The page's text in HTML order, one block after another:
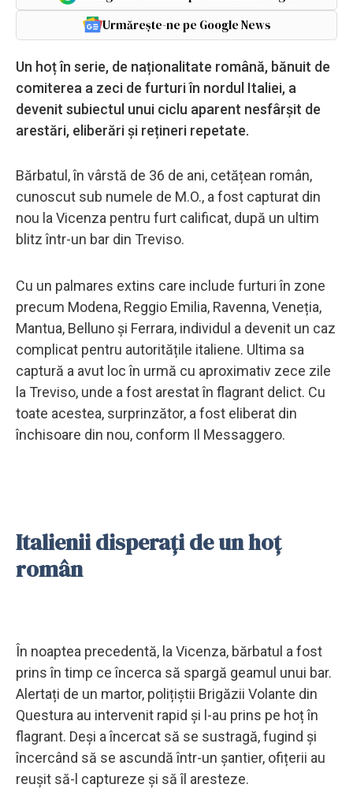
Urmărește-ne pe Google News
Un hoț în serie, de naționalitate română, bănuit de
comiterea a zeci de furturi în nordul Italiei, a
devenit subiectul unui ciclu aparent nesfârșit de
arestări, eliberări și rețineri repetate.
Bărbatul, în vârstă de 36 de ani, cetățean român,
cunoscut sub numele de M.O., a fost capturat din
nou la Vicenza pentru furt calificat, după un ultim
blitz într-un bar din Treviso.
Cu un palmares extins care include furturi în zone
precum Modena, Reggio Emilia, Ravenna, Veneția,
Mantua, Belluno și Ferrara, individul a devenit un caz
complicat pentru autoritățile italiene. Ultima sa
captură a avut loc în urmă cu aproximativ zece zile
la Treviso, unde a fost arestat în flagrant delict. Cu
toate acestea, surprinzător, a fost eliberat din
închisoare din nou, conform Il Messaggero.
Italienii disperați de un hoț
român
În noaptea precedentă, la Vicenza, bărbatul a fost
prins în timp ce încerca să spargă geamul unui bar.
Alertați de un martor, polițiștii Brigăzii Volante din
Questura au intervenit rapid și l-au prins pe hoț în
flagrant. Deși a încercat să se sustragă, fugind și
încercând să se ascundă într-un șantier, ofițerii au
reușit să-l captureze și să îl aresteze.